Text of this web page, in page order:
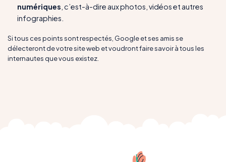
numériques , c’est-à-dire aux photos, vidéos et autres
infographies.
Si tous ces points sont respectés, Google et ses amis se
délecteront de votre site web et voudront faire savoir à tous les
internautes que vous existez.